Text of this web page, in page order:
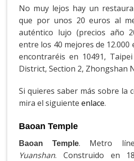
No muy lejos hay un
que por unos 20 euros al
auténtico lujo (precios año
entre los 40 mejores de 12.000
encontraréis en 10491,
District, Section 2, Zhongshan
Si quieres saber más sobre la
mira el siguiente enlace.
Baoan Temple
Baoan Temple. Metro
Yuanshan. Construido en